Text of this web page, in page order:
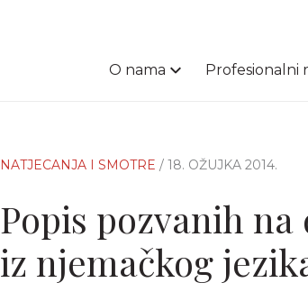
O nama Profesionalni
NATJECANJA I SMOTRE / 18. OŽUJKA 2014.
Popis pozvanih
iz njemačkog